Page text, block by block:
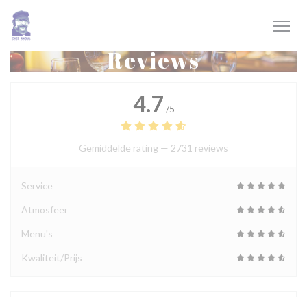
Cookies beheer paneel
Reviews
4.7 /5
Gemiddelde rating — 2731 reviews
Service
Atmosfeer
Menu's
Kwaliteit/Prijs